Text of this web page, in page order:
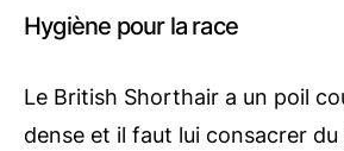
Hygiène pour la race
Le British Shorthair a un poil
dense et il faut lui consacrer